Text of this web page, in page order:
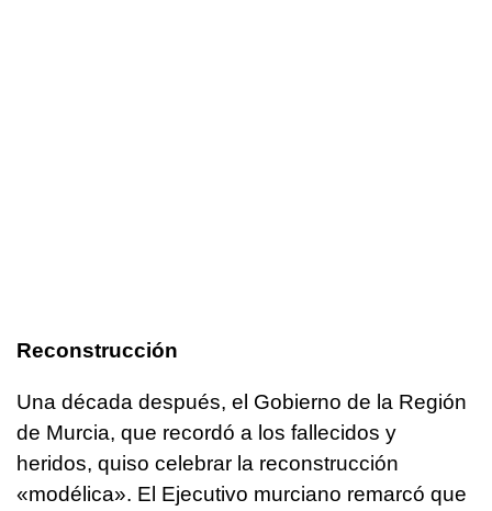
Reconstrucción
Una década después, el Gobierno de la Región
de Murcia, que recordó a los fallecidos y
heridos, quiso celebrar la reconstrucción
«modélica». El Ejecutivo murciano remarcó que